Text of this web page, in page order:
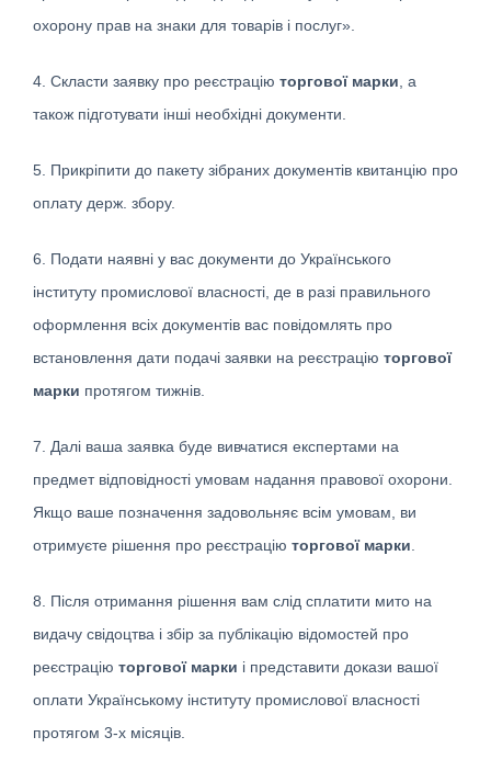
охорону прав на знаки для товарів і послуг».
4. Скласти заявку про реєстрацію торгової марки , а
також підготувати інші необхідні документи.
5. Прикріпити до пакету зібраних документів квитанцію про
оплату держ. збору.
6. Подати наявні у вас документи до Українського
інституту промислової власності, де в разі правильного
оформлення всіх документів вас повідомлять про
встановлення дати подачі заявки на реєстрацію торгової
марки протягом тижнів.
7. Далі ваша заявка буде вивчатися експертами на
предмет відповідності умовам надання правової охорони.
Якщо ваше позначення задовольняє всім умовам, ви
отримуєте рішення про реєстрацію торгової марки
8. Після отримання рішення вам слід сплатити мито на
видачу свідоцтва і збір за публікацію відомостей про
реєстрацію торгової марки і представити докази вашої
оплати Українському інституту промислової власності
протягом 3-х місяців.